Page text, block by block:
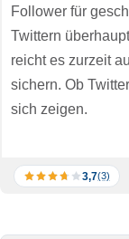
Follower für
Twittern
reicht es zurzeit
sichern. Ob
sich zeigen.
3,7(3)